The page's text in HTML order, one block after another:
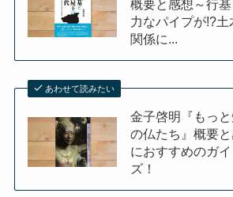
概要と感想～行
力なパイプが!?
関係に...
あわせて読みたい
金子啓明『もっ
の仏たち』概要
におすすめのガ
ズ！